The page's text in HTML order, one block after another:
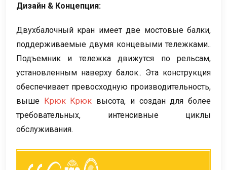
Дизайн & Концепция:
Двухбалочный кран имеет две мостовые балки,
поддерживаемые двумя концевыми тележками..
Подъемник и тележка движутся по рельсам,
установленным наверху балок.. Эта конструкция
обеспечивает превосходную производительность,
выше Крюк Крюк высота, и создан для более
требовательных, интенсивные циклы
обслуживания.